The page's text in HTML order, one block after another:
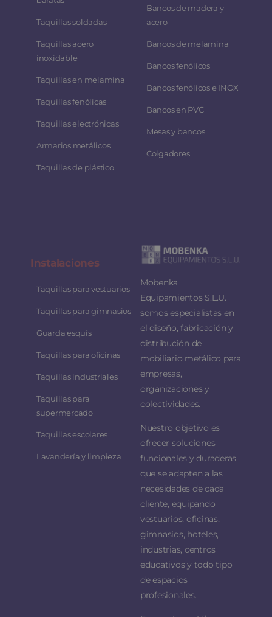
Taquillas soldadas
Taquillas acero
inoxidable
Taquillas en melamina
Taquillas fenólicas
Taquillas electrónicas
Armarios metálicos
Taquillas de plástico
Bancos de madera y
acero
Bancos de melamina
Bancos fenólicos
Bancos fenólicos e INOX
Bancos en PVC
Mesas y bancos
Colgadores
Instalaciones
Taquillas para vestuarios
Taquillas para gimnasios
Guarda esquís
Taquillas para oficinas
Taquillas industriales
Taquillas para
supermercado
Taquillas escolares
Lavandería y limpieza
Mobenka
Equipamientos S.L.U.
somos especialistas en
el diseño, fabricación y
distribución de
mobiliario metálico para
empresas,
organizaciones y
colectividades.
Nuestro objetivo es
ofrecer soluciones
funcionales y duraderas
que se adapten a las
necesidades de cada
cliente, equipando
vestuarios, oficinas,
gimnasios, hoteles,
industrias, centros
educativos y todo tipo
de espacios
profesionales.